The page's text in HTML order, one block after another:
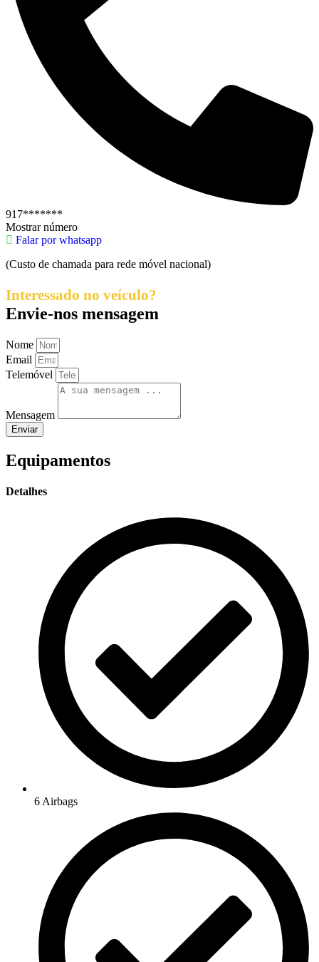
917*******
Mostrar número
Falar por whatsapp
(Custo de chamada para rede móvel nacional)
Interessado no veículo?
Envie-nos mensagem
Nome
Email
Telemóvel
Mensagem
Enviar
Equipamentos
Detalhes
6 Airbags